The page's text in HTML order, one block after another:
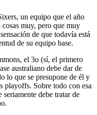
un equipo que el año
muy, pero que muy
de que todavía está
de su equipo base.
el 3o (sí, el primero
australiano debe dar de
lo que se presupone de él y
playoffs. Sobre todo con esa
debe tratar de